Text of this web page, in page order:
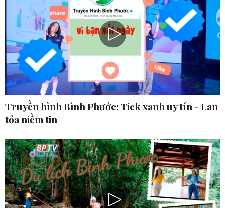
Truyền hình Bình Phước: Tick xanh uy tín - Lan
tỏa niềm tin